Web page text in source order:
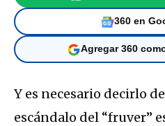
360 en
Agregar 360
Y es necesario decirlo
escándalo del “fruver”